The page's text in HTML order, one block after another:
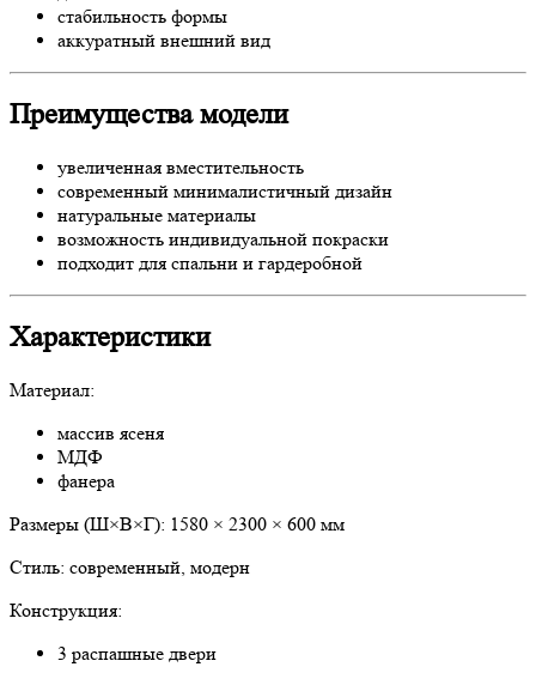
стабильность формы
аккуратный внешний вид
Преимущества модели
увеличенная вместительность
современный минималистичный дизайн
натуральные материалы
возможность индивидуальной покраски
подходит для спальни и гардеробной
Характеристики
Материал:
массив ясеня
МДФ
фанера
Размеры (Ш×В×Г): 1580 × 2300 × 600 мм
Стиль: современный, модерн
Конструкция:
3 распашные двери